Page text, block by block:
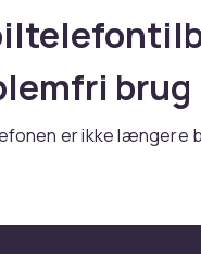
brug
er ikke længere